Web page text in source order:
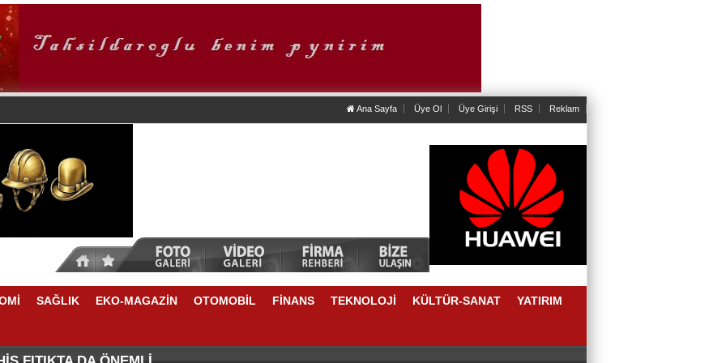
Ana Sayfa Üye Ol Üye Girişi RSS Reklam
SAĞLIK EKO-MAGAZİN OTOMOBİL FİNANS TEKNOLOJİ KÜLTÜR-SANAT YATIRIM
YAYINCILIĞINDA SONLARDAYIZ
DESTEKLİYORLARMIŞ